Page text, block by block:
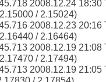
2008.12.24 18:30
/ 2.15024)
2008.12.23 20:16
/ 2.16464)
2008.12.19 21:08
/ 2.17494)
2008.12.19 21:05